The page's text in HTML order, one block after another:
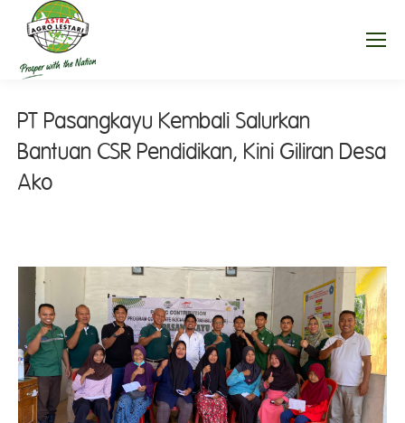
PT Pasangkayu Kembali Salurkan
Bantuan CSR Pendidikan, Kini Giliran Desa
Ako